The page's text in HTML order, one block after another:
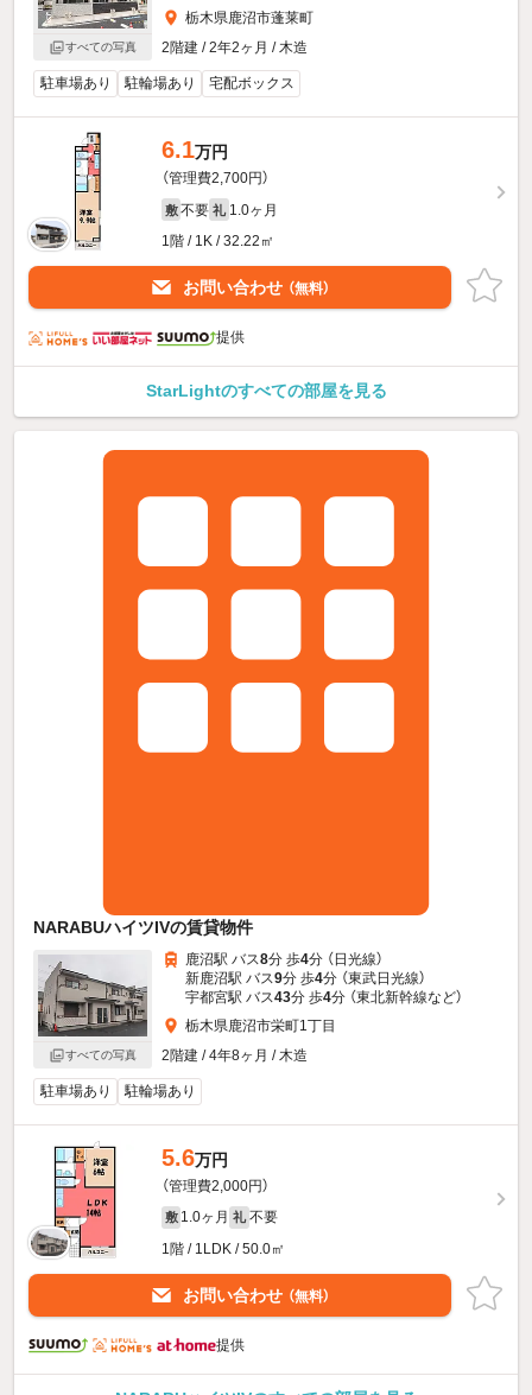
すべての写真
栃木県鹿沼市蓬莱町
2階建 / 2年2ヶ月 / 木造
駐車場あり 駐輪場あり 宅配ボックス
6.1万円
（管理費2,700円）
敷 不要 礼 1.0ヶ月
1階 / 1K / 32.22㎡
お問い合わせ （無料）
提供
StarLightのすべての部屋を見る
NARABUハイツIVの賃貸物件
すべての写真
鹿沼駅 バス8分 歩4分 （日光線）
新鹿沼駅 バス9分 歩4分 （東武日光線）
宇都宮駅 バス43分 歩4分 （東北新幹線など）
栃木県鹿沼市栄町1丁目
2階建 / 4年8ヶ月 / 木造
駐車場あり 駐輪場あり
5.6万円
（管理費2,000円）
敷 1.0ヶ月 礼 不要
1階 / 1LDK / 50.0㎡
お問い合わせ （無料）
提供